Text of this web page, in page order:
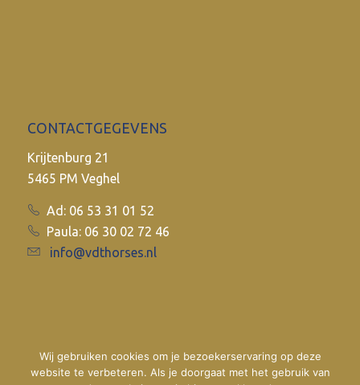
CONTACTGEGEVENS
Krijtenburg 21
5465 PM Veghel
Ad: 06 53 31 01 52
Paula: 06 30 02 72 46
info@vdthorses.nl
Wij gebruiken cookies om je bezoekerservaring op deze
website te verbeteren. Als je doorgaat met het gebruik van